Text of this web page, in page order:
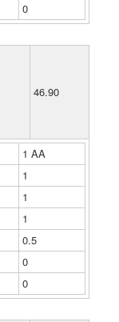
0
46.90
1 ΑΑ
1
1
1
0.5
0
0